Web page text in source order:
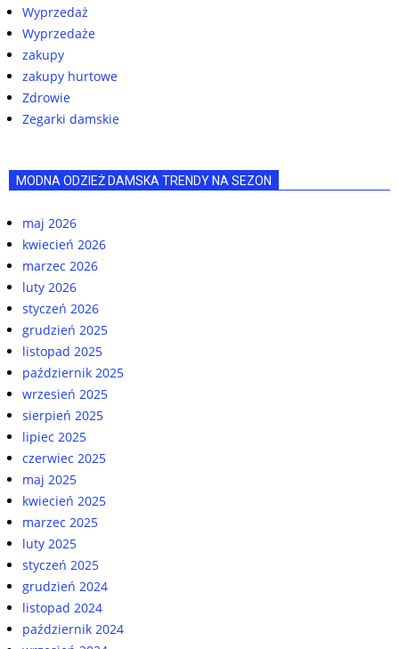
Wyprzedaż
Wyprzedaże
zakupy
zakupy hurtowe
Zdrowie
Zegarki damskie
MODNA ODZIEŻ DAMSKA TRENDY NA SEZON
maj 2026
kwiecień 2026
marzec 2026
luty 2026
styczeń 2026
grudzień 2025
listopad 2025
październik 2025
wrzesień 2025
sierpień 2025
lipiec 2025
czerwiec 2025
maj 2025
kwiecień 2025
marzec 2025
luty 2025
styczeń 2025
grudzień 2024
listopad 2024
październik 2024